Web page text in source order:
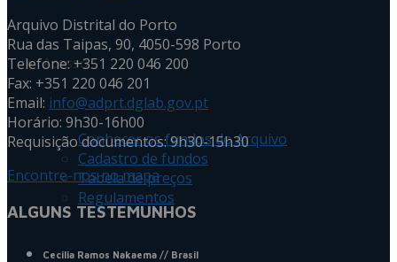
Acesso
Conhecer os fundos do Arquivo
Cadastro de fundos
Tabela de preços
Regulamentos
Arquivo Distrital do Porto
Rua das Taipas, 90, 4050-598 Porto
Telefone: +351 220 046 200
Fax: +351 220 046 201
Email: info@adprt.dglab.gov.pt
Horário: 9h30-16h00
Requisição documentos: 9h30-15h30
Encontre-nos no mapa
ALGUNS TESTEMUNHOS
Cecilia Ramos Nakaema // Brasil